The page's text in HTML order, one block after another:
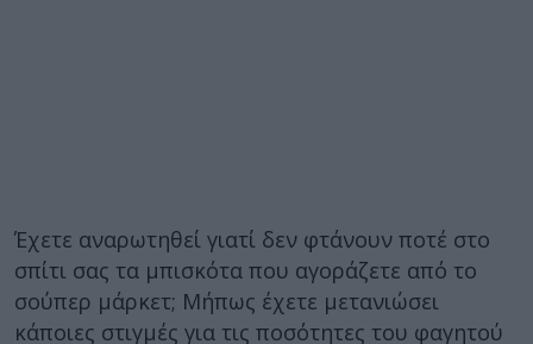
Έχετε αναρωτηθεί γιατί δεν φτάνουν ποτέ στο
σπίτι σας τα μπισκότα που αγοράζετε από το
σούπερ μάρκετ; Μήπως έχετε μετανιώσει
κάποιες στιγμές για τις ποσότητες του φαγητού